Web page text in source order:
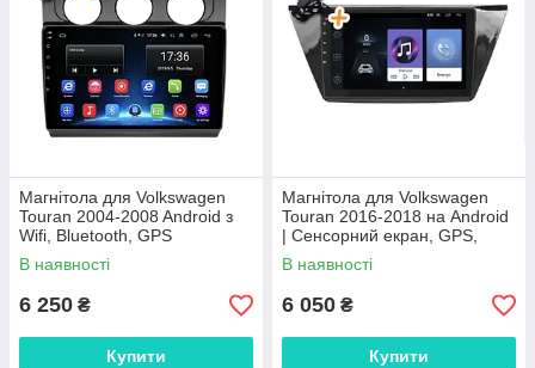
Магнітола для Volkswagen
Touran 2004-2008 Android з
Wifi, Bluetooth, GPS
В наявності
6 250 ₴
Купити
Магнітола для Volkswagen
Touran 2016-2018 на Android
| Сенсорний екран, GPS,
Bluetooth, камера заднього
виду
В наявності
6 050 ₴
Купити